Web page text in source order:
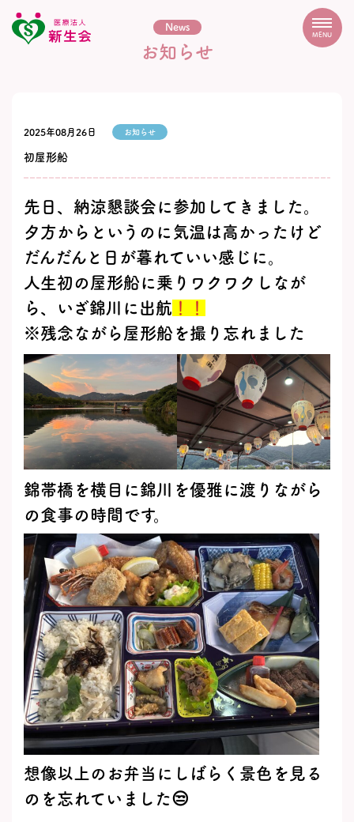
MENU
News
お知らせ
2025年08月26日 お知らせ
初屋形船
先日、納涼懇談会に参加してきました。
夕方からというのに気温は高かったけど
だんだんと日が暮れていい感じに。
人生初の屋形船に乗りワクワクしなが
ら、いざ錦川に出航 ！！
※残念ながら屋形船を撮り忘れました
錦帯橋を横目に錦川を優雅に渡りながら
の食事の時間です。
想像以上のお弁当にしばらく景色を見る
のを忘れていました😒